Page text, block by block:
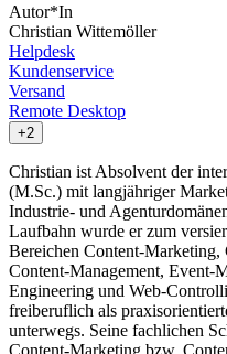
Autor*In
Christian Wittemöller
Helpdesk
Kundenservice
Versand
Remote Desktop
+2
Christian ist Absolvent der
(M.Sc.) mit langjähriger
Industrie- und
Laufbahn wurde er zum
Bereichen Content-
Content-Management, Event-
Engineering und Web-
freiberuflich als
unterwegs. Seine fachlichen
Content-Marketing bzw.